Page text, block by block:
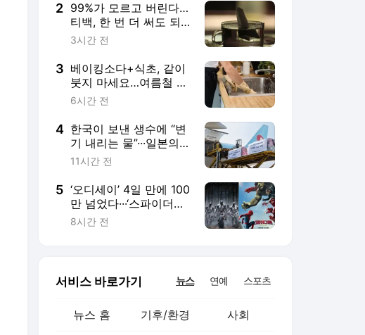
2 99%가 모르고 버린다…
티백, 한 번 더 써도 되
는 차는?
3시간 전
3 베이킹소다+식초, 같이
붓지 마세요…여름철 싱
크대 배수구 냄새 없애
6시간 전
4 한국이 보낸 생수에 “변
기 내리는 물”···일본의
‘혐한’은 어떻게 일상이
소월드]
11시간 전
5 ‘오디세이’ 4일 만에 100
만 넘었다···‘스파이더맨
4’는 초고속 500만 돌파
8시간 전
서비스 바로가기 뉴스 연예 스포츠
뉴스 홈 기후/환경 사회